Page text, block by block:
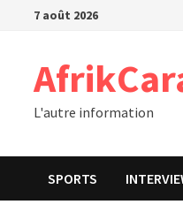
Passer7 août 2026
L'autre information
SPORTS